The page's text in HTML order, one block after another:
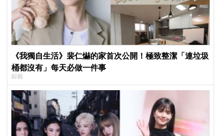
《我獨自生活》裴仁爀的家首次公開！極致整潔「連垃圾
桶都沒有」每天必做一件事
綜藝